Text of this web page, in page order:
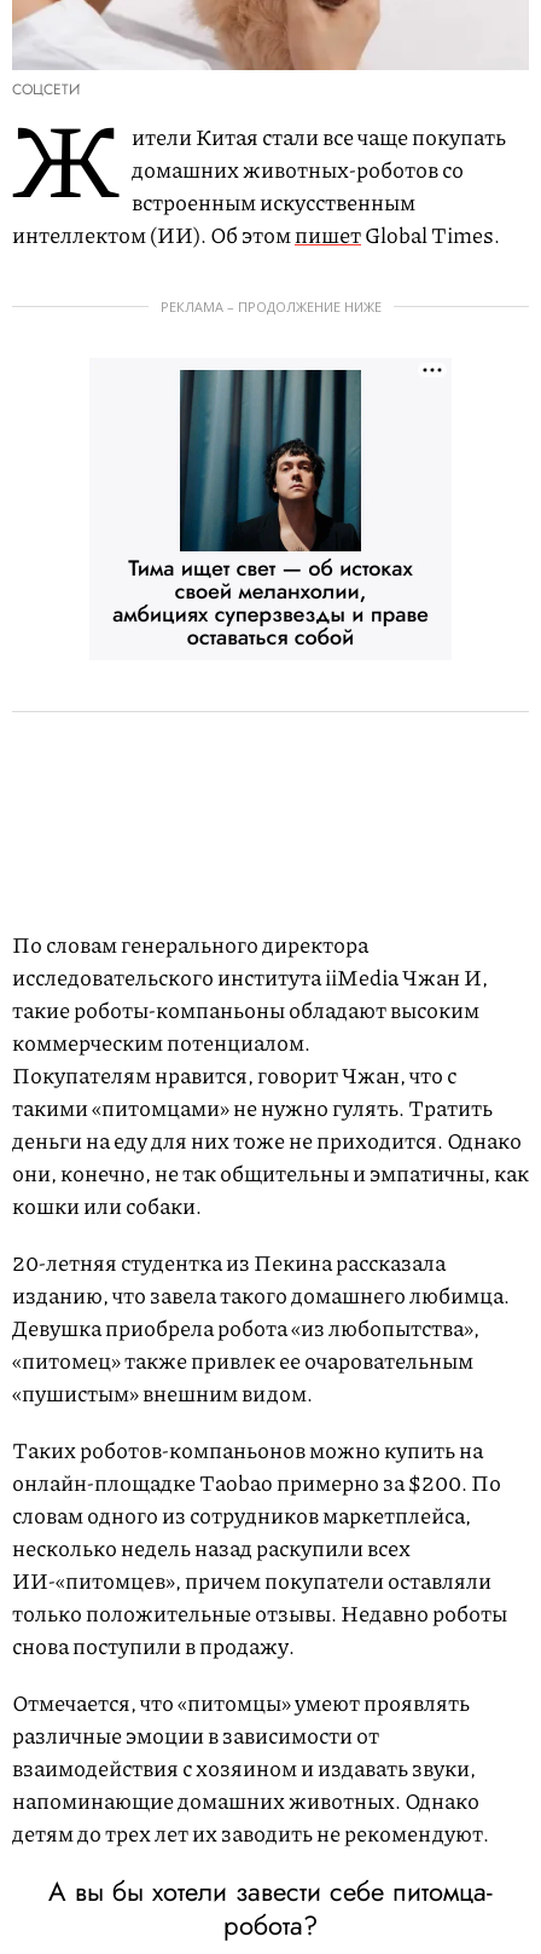
СОЦСЕТИ
Ж ители Китая стали все чаще покупать
домашних животных-роботов со
встроенным искусственным
интеллектом (ИИ). Об этомпишетGlobal Times.
РЕКЛАМА – ПРОДОЛЖЕНИЕ НИЖЕ
По словам генерального директора
исследовательского института iiMedia Чжан И,
такие роботы-компаньоны обладают высоким
коммерческим потенциалом.
Покупателям нравится, говорит Чжан, что с
такими «питомцами» не нужно гулять. Тратить
деньги на еду для них тоже не приходится. Однако
они, конечно, не так общительны и эмпатичны, как
кошки или собаки.
20-летняя студентка из Пекина рассказала
изданию, что завела такого домашнего любимца.
Девушка приобрела робота «из любопытства»,
«питомец» также привлек ее очаровательным
«пушистым» внешним видом.
Таких роботов-компаньонов можно купить на
онлайн-площадке Taobao примерно за $200. По
словам одного из сотрудников маркетплейса,
несколько недель назад раскупили всех
ИИ-«питомцев», причем покупатели оставляли
только положительные отзывы. Недавно роботы
снова поступили в продажу.
Отмечается, что «питомцы» умеют проявлять
различные эмоции в зависимости от
взаимодействия с хозяином и издавать звуки,
напоминающие домашних животных. Однако
детям до трех лет их заводить не рекомендуют.
А вы бы хотели завести себе питомца-
робота?